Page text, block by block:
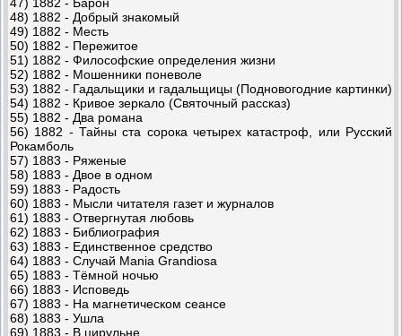
48) 1882 - Добрый знакомый
49) 1882 - Месть
50) 1882 - Пережитое
51) 1882 - Философские определения жизни
52) 1882 - Мошенники поневоле
53) 1882 - Гадальщики и гадальщицы (Подновогодние картинки)
54) 1882 - Кривое зеркало (Святочный рассказ)
55) 1882 - Два романа
56) 1882 - Тайны ста сорока четырех катастроф, или Русский
Рокамболь
57) 1883 - Ряженые
58) 1883 - Двое в одном
59) 1883 - Радость
60) 1883 - Мысли читателя газет и журналов
61) 1883 - Отвергнутая любовь
62) 1883 - Библиография
63) 1883 - Единственное средство
64) 1883 - Случай Mania Grandiosa
65) 1883 - Тёмной ночью
66) 1883 - Исповедь
67) 1883 - На магнетическом сеансе
68) 1883 - Ушла
69) 1883 - В цирульне